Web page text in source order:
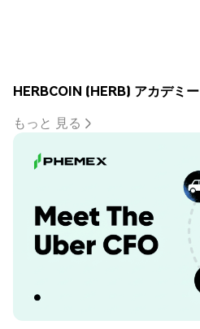
HERBCOIN (HERB) アカデミー
もっと 見る